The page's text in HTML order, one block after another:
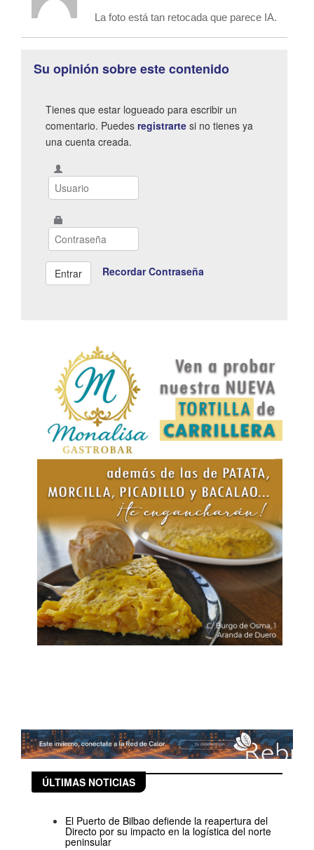
La foto está tan retocada que parece IA.
Su opinión sobre este contenido
Tienes que estar logueado para escribir un
comentario. Puedes registrarte si no tienes ya
una cuenta creada.
Recordar Contraseña
ÚLTIMAS NOTICIAS
El Puerto de Bilbao defiende la reapertura del
Directo por su impacto en la logística del norte
peninsular